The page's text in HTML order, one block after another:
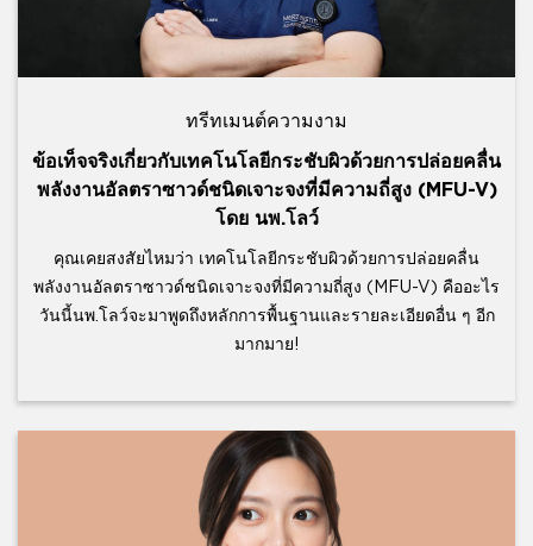
ทรีทเมนต์ความงาม
ข้อเท็จจริงเกี่ยวกับเทคโนโลยีกระชับผิวด้วยการปล่อยคลื่น
พลังงานอัลตราซาวด์ชนิดเจาะจงที่มีความถี่สูง (MFU-V)
โดย นพ.โลว์
คุณเคยสงสัยไหมว่า เทคโนโลยีกระชับผิวด้วยการปล่อยคลื่น
พลังงานอัลตราซาวด์ชนิดเจาะจงที่มีความถี่สูง (MFU-V) คืออะไร
วันนี้นพ.โลว์จะมาพูดถึงหลักการพื้นฐานและรายละเอียดอื่น ๆ อีก
มากมาย!